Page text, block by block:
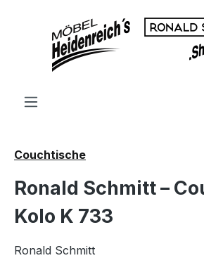
Zum Hauptinhalt springen
Couchtische
Ronald Schmitt –
Kolo K 733
Ronald Schmitt